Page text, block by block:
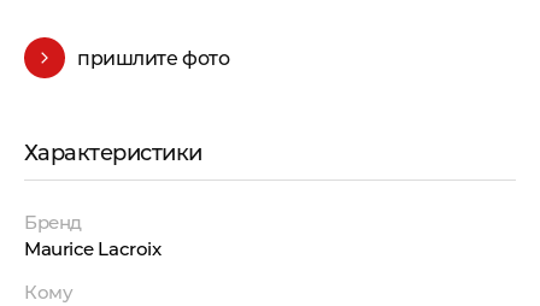
пришлите фото
Характеристики
Бренд
Maurice Lacroix
Кому